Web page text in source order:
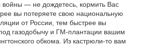
войны — не дождетесь, кормить Вас
вы потеряете свою национальную
от России, тем быстрее вы
газодобычу и ГМ-плантации вашим
обкома. Из кастрюли-то вам